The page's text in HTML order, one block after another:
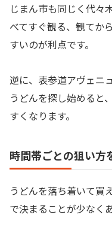
じまん市も同じく代々
べてすぐ観る、観てか
すいのが利点です。
逆に、表参道アヴェニ
うどんを探し始めると
すくなります。
時間帯ごとの狙い方
うどんを落ち着いて買
で決まることが少なく